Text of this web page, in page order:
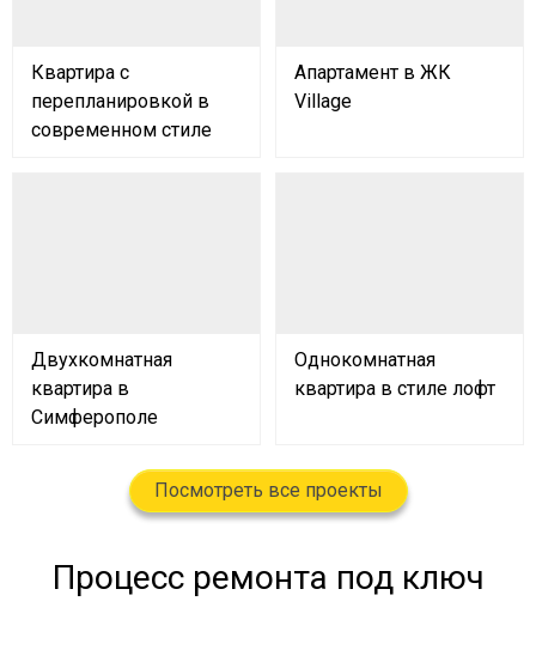
Квартира с
перепланировкой в
современном стиле
Апартамент в ЖК
Village
Двухкомнатная
квартира в
Симферополе
Однокомнатная
квартира в стиле лофт
Посмотреть все проекты
Процесс ремонта под ключ